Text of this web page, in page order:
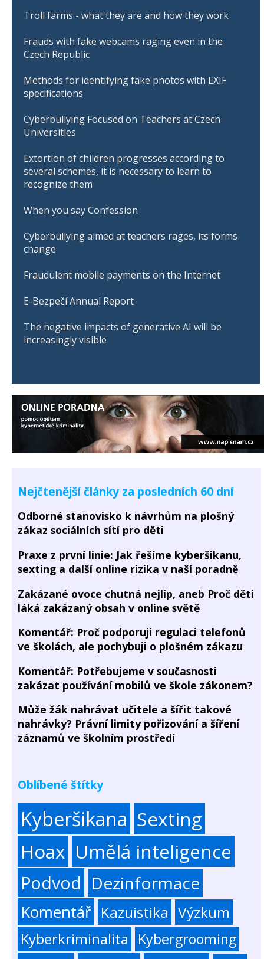
Troll farms - what they are and how they work
Frauds with fake webcams raging even in the
Czech Republic
Methods for identifying fake photos with EXIF
specifications
Cyberbullying Focused on Teachers at Czech
Universities
Extortion of children progresses according to
several schemes, it is necessary to learn to
recognize them
When you say Confession
Cyberbullying aimed at teachers rages, its forms
change
Fraudulent mobile payments on the Internet
E-Bezpečí Annual Report
The negative impacts of generative AI will be
increasingly visible
Nejčtenější články za posledních 60 dní
Odborné stanovisko k návrhům na plošný
zákaz sociálních sítí pro děti
Praxe z první linie: Jak řešíme kyberšikanu,
sexting a další online rizika v naší poradně
Zakázané ovoce chutná nejlíp, aneb Proč děti
láká zakázaný obsah v online světě
Komentář: Proč podporuji regulaci telefonů
ve školách, ale pochybuji o plošném zákazu
Komentář: Potřebujeme v současnosti
zakázat používání mobilů ve škole zákonem?
Může žák nahrávat učitele a šířit takové
nahrávky? Právní limity pořizování a šíření
záznamů ve školním prostředí
Oblíbené štítky
Kyberšikana Sexting
Hoax Umělá inteligence
Podvod Dezinformace
Komentář Kazuistika Výzkum
Kyberkriminalita Kybergrooming